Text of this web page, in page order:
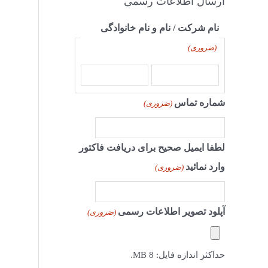
نام شرکت / نام و نام خانوادگی
(ضروری)
شماره تماس (ضروری)
لطفا ایمیل صحیح برای دریافت فاکتور
وارد نمائید (ضروری)
آپلود تصویر اطلاعات رسمی (ضروری)
حداکثر اندازه فایل: 8 MB.